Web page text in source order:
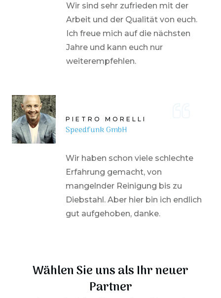
Wir sind sehr zufrieden mit der
Arbeit und der Qualität von euch.
Ich freue mich auf die nächsten
Jahre und kann euch nur
weiterempfehlen.
PIETRO MORELLI
Speedfunk GmbH
Wir haben schon viele schlechte
Erfahrung gemacht, von
mangelnder Reinigung bis zu
Diebstahl. Aber hier bin ich endlich
gut aufgehoben, danke.
Wählen Sie uns als Ihr neuer
Partner